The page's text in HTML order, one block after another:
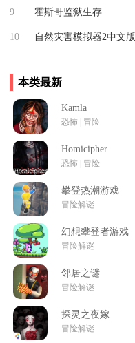
449.6 MB
冒险解谜
20.36M
9 霍斯哥监狱生存
冒险解谜
10 自然灾害模拟器2中文版
本类最新
Kamla
恐怖 | 冒险
Homicipher
恐怖 | 冒险
攀登热潮游戏
冒险解谜
幻想攀登者游戏
冒险解谜
邻居之谜
冒险解谜
探灵之夜嫁
冒险解谜